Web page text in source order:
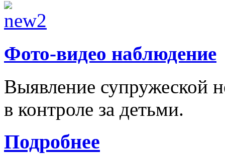
Фото-видео наблюдение
Выявление супружеской
в контроле за детьми.
Подробнее